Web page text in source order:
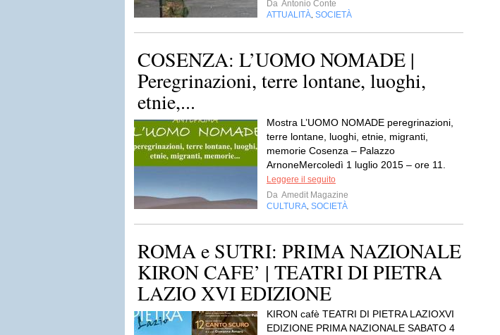
Da Antonio Conte
ATTUALITÀ SOCIETÀ
COSENZA: L’UOMO NOMADE |
Peregrinazioni, terre lontane, luoghi,
etnie,...
Mostra L’UOMO NOMADE peregrinazioni,
terre lontane, luoghi, etnie, migranti,
memorie Cosenza – Palazzo
ArnoneMercoledì 1 luglio 2015 – ore 11.
Leggere il seguito
Da Amedit Magazine
CULTURA SOCIETÀ
ROMA e SUTRI: PRIMA NAZIONALE
KIRON CAFE’ | TEATRI DI PIETRA
LAZIO XVI EDIZIONE
KIRON cafè TEATRI DI PIETRA LAZIOXVI
EDIZIONE PRIMA NAZIONALE SABATO 4